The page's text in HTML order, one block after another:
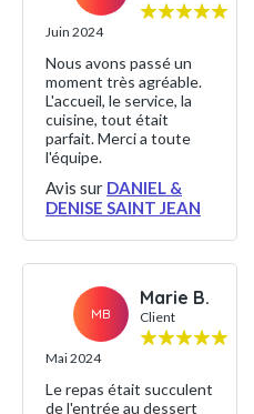
Juin 2024
Nous avons passé un
moment très agréable.
L'accueil, le service, la
cuisine, tout était
parfait. Merci a toute
l'équipe.
Avis sur DANIEL &
DENISE SAINT JEAN
MB
Marie B.
Client
Mai 2024
Le repas était succulent
de l'entrée au dessert